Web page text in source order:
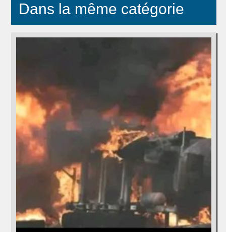
Dans la même catégorie